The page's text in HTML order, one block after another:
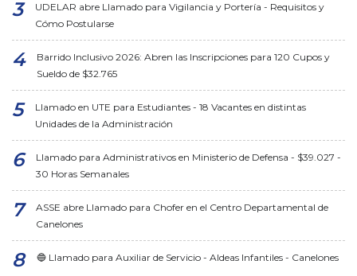
UDELAR abre Llamado para Vigilancia y Portería - Requisitos y
Cómo Postularse
Barrido Inclusivo 2026: Abren las Inscripciones para 120 Cupos y
Sueldo de $32.765
Llamado en UTE para Estudiantes - 18 Vacantes en distintas
Unidades de la Administración
Llamado para Administrativos en Ministerio de Defensa - $39.027 -
30 Horas Semanales
ASSE abre Llamado para Chofer en el Centro Departamental de
Canelones
🔵 Llamado para Auxiliar de Servicio - Aldeas Infantiles - Canelones